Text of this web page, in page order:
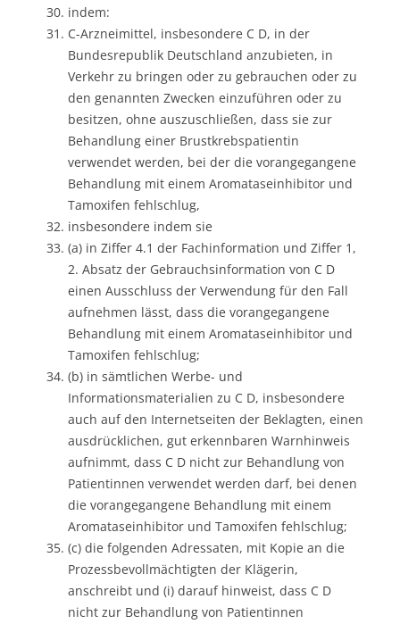
indem:
C-Arzneimittel, insbesondere C D, in der
Bundesrepublik Deutschland anzubieten, in
Verkehr zu bringen oder zu gebrauchen oder zu
den genannten Zwecken einzuführen oder zu
besitzen, ohne auszuschließen, dass sie zur
Behandlung einer Brustkrebspatientin
verwendet werden, bei der die vorangegangene
Behandlung mit einem Aromataseinhibitor und
Tamoxifen fehlschlug,
insbesondere indem sie
(a) in Ziffer 4.1 der Fachinformation und Ziffer 1,
2. Absatz der Gebrauchsinformation von C D
einen Ausschluss der Verwendung für den Fall
aufnehmen lässt, dass die vorangegangene
Behandlung mit einem Aromataseinhibitor und
Tamoxifen fehlschlug;
(b) in sämtlichen Werbe- und
Informationsmaterialien zu C D, insbesondere
auch auf den Internetseiten der Beklagten, einen
ausdrücklichen, gut erkennbaren Warnhinweis
aufnimmt, dass C D nicht zur Behandlung von
Patientinnen verwendet werden darf, bei denen
die vorangegangene Behandlung mit einem
Aromataseinhibitor und Tamoxifen fehlschlug;
(c) die folgenden Adressaten, mit Kopie an die
Prozessbevollmächtigten der Klägerin,
anschreibt und (i) darauf hinweist, dass C D
nicht zur Behandlung von Patientinnen